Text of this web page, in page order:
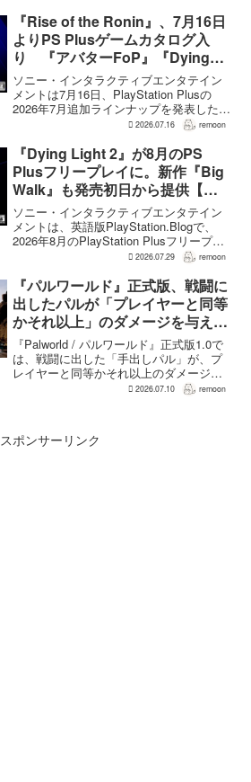
ると、シリーズディレクターの浜口直樹
氏がAU...
『Rise of the Ronin』、7月16日
よりPS Plusゲームカタログ入
り 『アバターFoP』『Dying
Light』なども順次配信
ソニー・インタラクティブエンタテイン
メントは7月16日、PlayStation Plusの
2026年7月追加ラインナップを発表した。
幕末の日本を舞台とするTeam NINJAのオ
the Ron...
2026.07.16 remoon
『Dying Light 2』が8月のPS
Plusフリープレイに。新作『Big
Walk』も発売初日から提供【海
外発表】
ソニー・インタラクティブエンタテイン
メントは、英語版PlayStation.Blogで、
2026年8月のPlayStation Plusフリープレ
イとして『Dying Light 2 Stay Human:
2026.07.29 remoon
『パルワールド』正式版、戦闘に
出したパルが「プレイヤーと同等
かそれ以上」のダメージを与えら
れるように
『Palworld / パルワールド』正式版1.0で
は、戦闘に出した「手出しパル」が、プ
レイヤーと同等かそれ以上のダメージを
敵に与えられるようになった。ほぼすべ
2026.07.10 remoon
スポンサーリンク